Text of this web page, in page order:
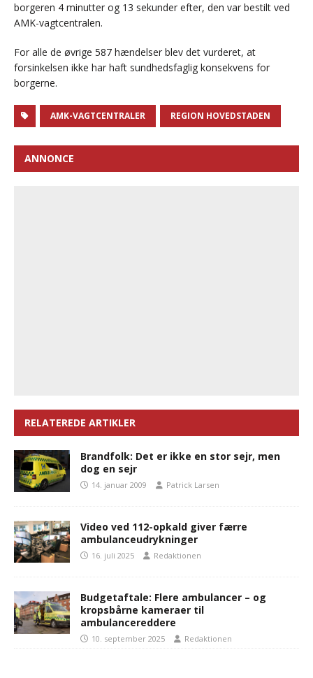
borgeren 4 minutter og 13 sekunder efter, den var bestilt ved
AMK-vagtcentralen.
For alle de øvrige 587 hændelser blev det vurderet, at
forsinkelsen ikke har haft sundhedsfaglig konsekvens for
borgerne.
AMK-VAGTCENTRALER REGION HOVEDSTADEN
ANNONCE
RELATEREDE ARTIKLER
Brandfolk: Det er ikke en stor sejr, men
dog en sejr
14. januar 2009 Patrick Larsen
Video ved 112-opkald giver færre
ambulanceudrykninger
16. juli 2025 Redaktionen
Budgetaftale: Flere ambulancer – og
kropsbårne kameraer til
ambulancereddere
10. september 2025 Redaktionen